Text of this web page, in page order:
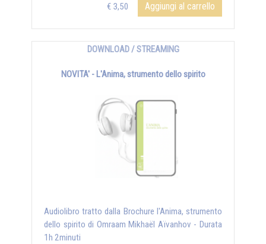
€ 3,50 Aggiungi al carrello
DOWNLOAD / STREAMING
NOVITA' - L'Anima, strumento dello spirito
Audiolibro tratto dalla Brochure l'Anima, strumento
dello spirito di Omraam Mikhaël Aïvanhov - Durata
1h 2minuti